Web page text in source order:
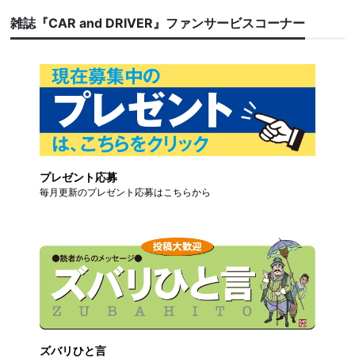
雑誌『CAR and DRIVER』ファンサービスコーナー
プレゼント応募
毎月更新のプレゼント応募はこちらから
ズバリひと言